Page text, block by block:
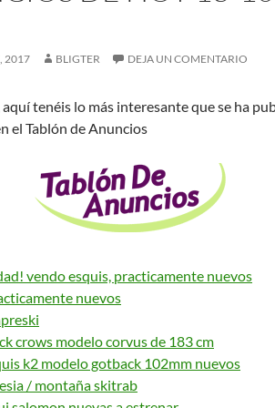
2017 BLIGTER DEJA UN COMENTARIO
tenéis lo más interesante que se ha
el Tablón de Anuncios
vendo esquis, practicamente nuevos
nuevos
crows modelo corvus de 183 cm
k2 modelo gotback 102mm nuevos
/ montaña skitrab